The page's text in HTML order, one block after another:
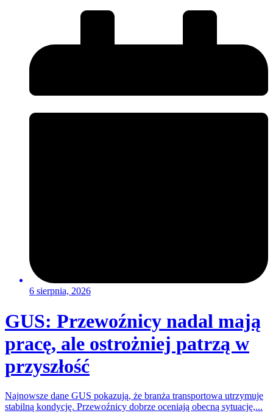
6 sierpnia, 2026
GUS: Przewoźnicy nadal mają
pracę, ale ostrożniej patrzą w
przyszłość
Najnowsze dane GUS pokazują, że branża transportowa utrzymuje
stabilną kondycję. Przewoźnicy dobrze oceniają obecną sytuację,...